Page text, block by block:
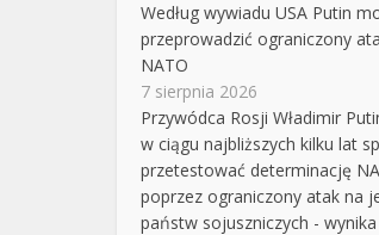
Według wywiadu USA Putin
przeprowadzić ograniczony
NATO
7 sierpnia 2026
Przywódca Rosji Władimir
w ciągu najbliższych kilku lat
przetestować determinację
poprzez ograniczony atak na
państw sojuszniczych -